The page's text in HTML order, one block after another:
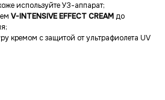
используйте УЗ-аппарат;
V-INTENSIVE EFFECT CREAM до
кремом с защитой от ультрафиолета UV